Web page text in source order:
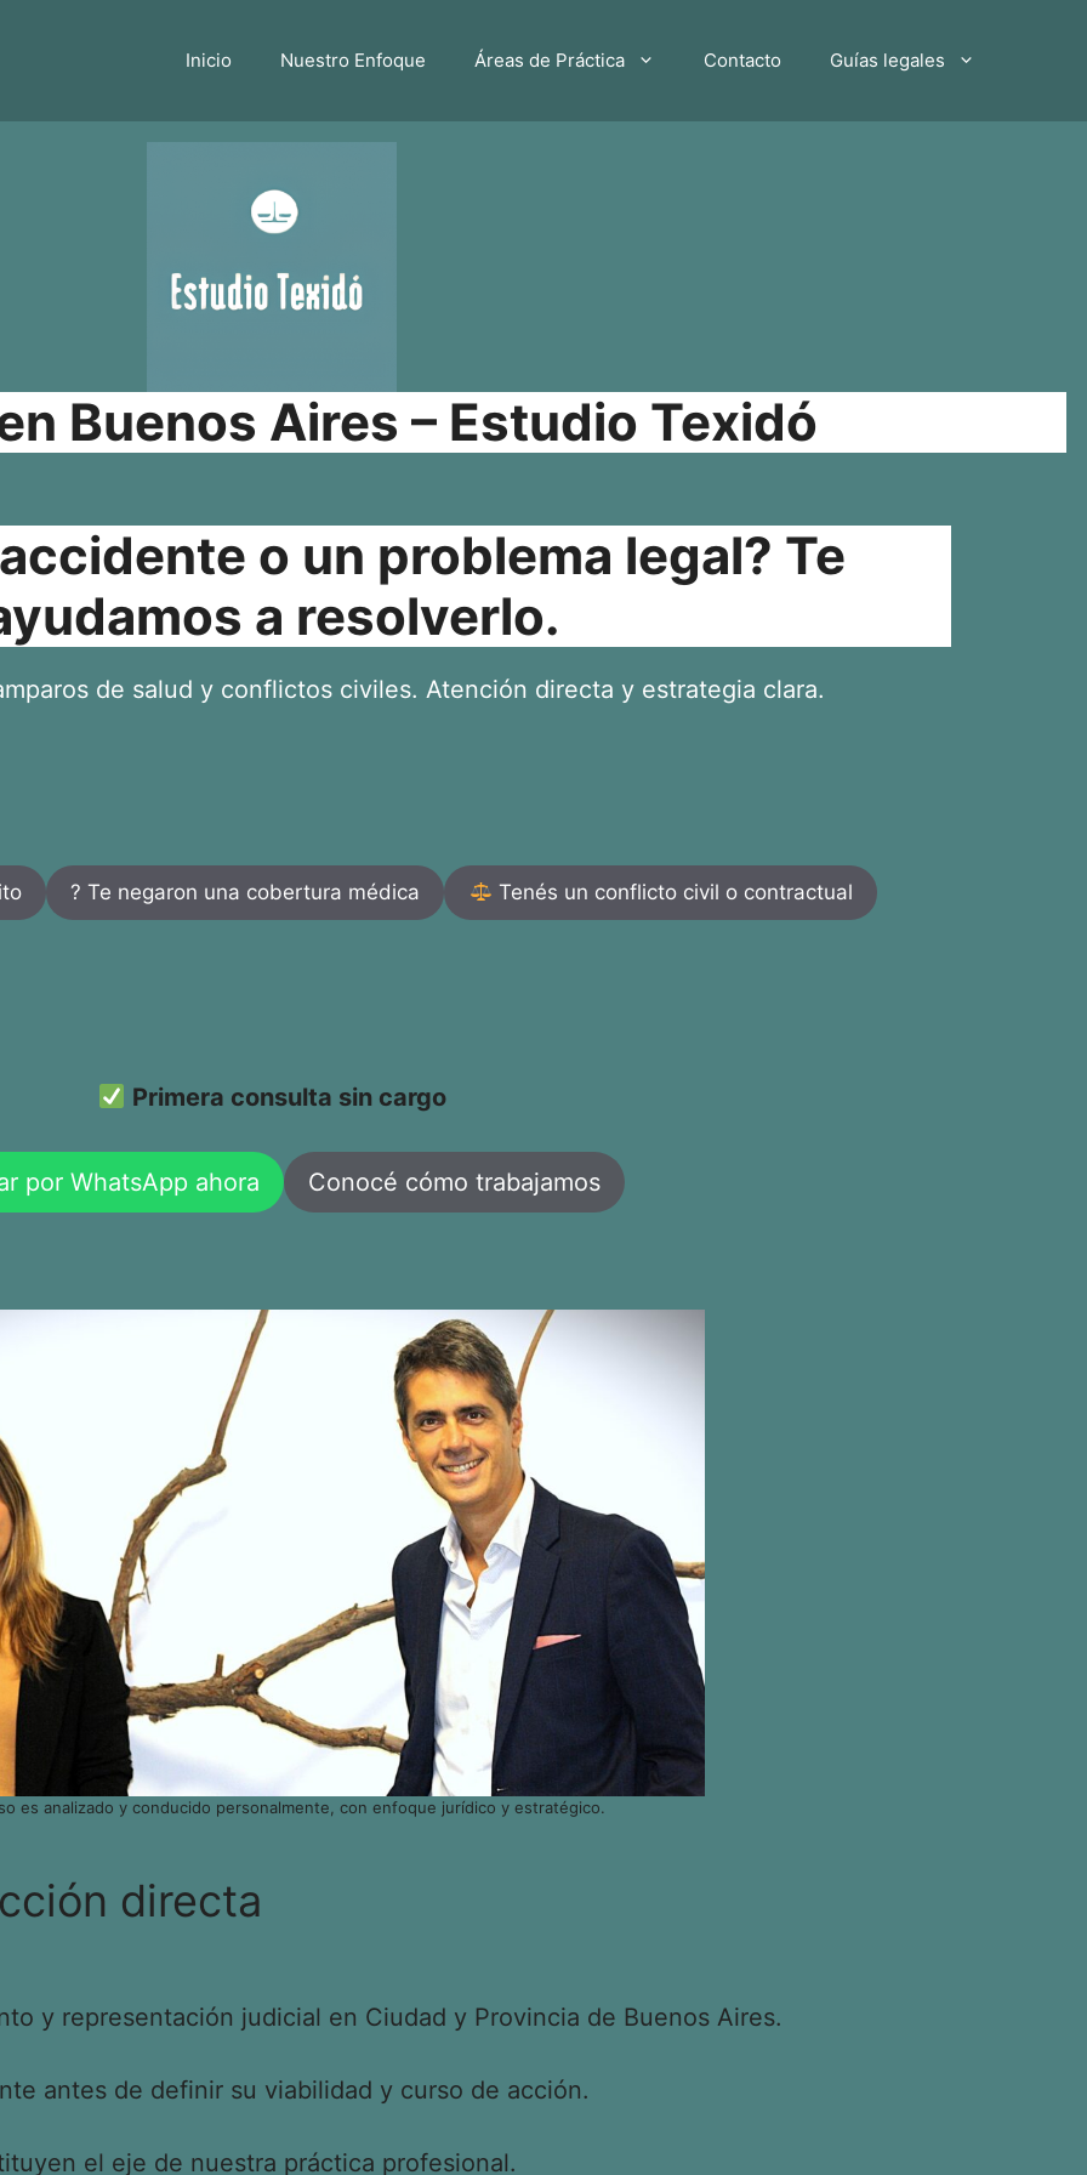
Inicio Nuestro Enfoque Áreas de Práctica Contacto Guías legales
Buenos Aires – Estudio Texidó
o un problema legal? Te
a resolverlo.
de salud y conflictos civiles. Atención directa y estrategia clara.
? Te negaron una cobertura médica Tenés un conflicto civil o contractual
Primera consulta sin cargo
por WhatsApp ahora Conocé cómo trabajamos
es analizado y conducido personalmente, con enfoque jurídico y estratégico.
directa
y representación judicial en Ciudad y Provincia de Buenos Aires.
antes de definir su viabilidad y curso de acción.
el eje de nuestra práctica profesional.